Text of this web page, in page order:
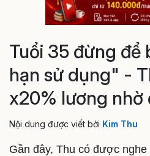
Tuổi 35 đừng để
hạn sử dụng" -
x20% lương nhờ
Nội dung được viết bởi Kim Thu
Gần đây, Thu có được